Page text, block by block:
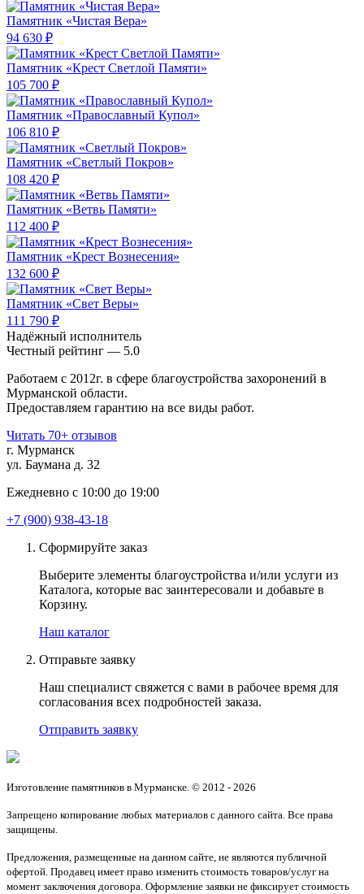
Памятник «Чистая Вера»
94 630 ₽
Памятник «Крест Светлой Памяти»
105 700 ₽
Памятник «Православный Купол»
106 810 ₽
Памятник «Светлый Покров»
108 420 ₽
Памятник «Ветвь Памяти»
112 400 ₽
Памятник «Крест Вознесения»
132 600 ₽
Памятник «Свет Веры»
111 790 ₽
Надёжный исполнитель
Чеcтный рейтинг — 5.0
Работаем с 2012г. в сфере благоустройства захоронений в
Мурманской области.
Предоставляем гарантию на все виды работ.
Читать 70+ отзывов
г. Мурманск
ул. Баумана д. 32
Ежедневно с 10:00 до 19:00
+7 (900) 938-43-18
Сформируйте заказ
Выберите элементы благоустройства и/или услуги из
Каталога, которые вас заинтересовали и добавьте в
Корзину.
Наш каталог
Отправьте заявку
Наш специалист свяжется с вами в рабочее время для
согласования всех подробностей заказа.
Отправить заявку
Изготовление памятников в Мурманске. © 2012 - 2026
Запрещено копирование любых материалов с данного сайта. Все права
защищены.
Предложения, размещенные на данном сайте, не являются публичной
офертой. Продавец имеет право изменить стоимость товаров/услуг на
момент заключения договора. Оформление заявки не фиксирует стоимость